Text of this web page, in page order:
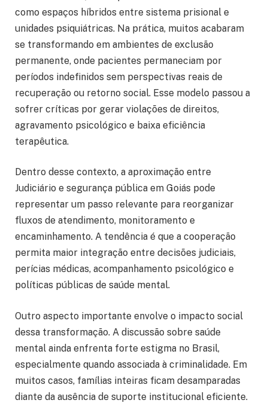
como espaços híbridos entre sistema prisional e
unidades psiquiátricas. Na prática, muitos acabaram
se transformando em ambientes de exclusão
permanente, onde pacientes permaneciam por
períodos indefinidos sem perspectivas reais de
recuperação ou retorno social. Esse modelo passou a
sofrer críticas por gerar violações de direitos,
agravamento psicológico e baixa eficiência
terapêutica.
Dentro desse contexto, a aproximação entre
Judiciário e segurança pública em Goiás pode
representar um passo relevante para reorganizar
fluxos de atendimento, monitoramento e
encaminhamento. A tendência é que a cooperação
permita maior integração entre decisões judiciais,
perícias médicas, acompanhamento psicológico e
políticas públicas de saúde mental.
Outro aspecto importante envolve o impacto social
dessa transformação. A discussão sobre saúde
mental ainda enfrenta forte estigma no Brasil,
especialmente quando associada à criminalidade. Em
muitos casos, famílias inteiras ficam desamparadas
diante da ausência de suporte institucional eficiente.